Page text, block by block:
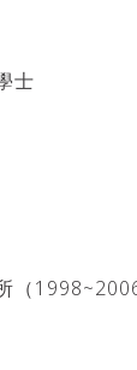
士
（1998~2006